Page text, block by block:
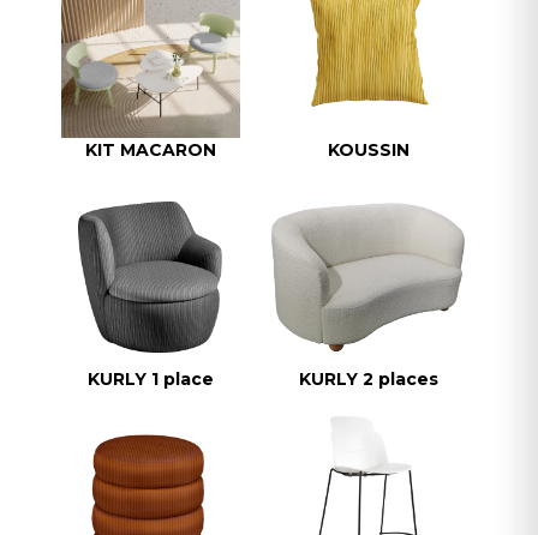
KIT MACARON KOUSSIN
KURLY 1 place KURLY 2 places